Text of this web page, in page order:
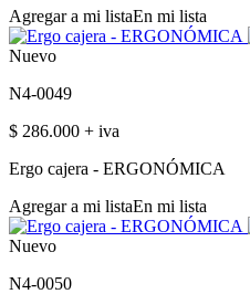
Agregar a mi listaEn mi lista
Nuevo
N4-0049
$ 286.000 + iva
Ergo cajera - ERGONÓMICA
Agregar a mi listaEn mi lista
Nuevo
N4-0050